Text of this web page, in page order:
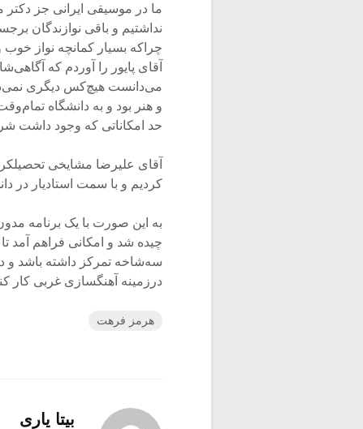
ما در موسیقی ایرانی جز
نداشتیم و باقی نوازندگان
چراکه بسیار کمانچه نواز
آقای پایور را آوردم که
می‌دانست هیچ‌کس دیگری
و هنر بود و به دانشگاه
حد امکاناتی که وجود داشت
آقای علیرضا مشایخی
کردیم و با سمت استادیار در
به این صورت با یک برنامه
چیده شد و امکانی فراهم آمد
سه‌شاخه تمرکز داشته باشد و
درزمینه آهنگسازی غربی کار
هرمز فرهت
بیتا یاری